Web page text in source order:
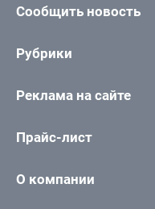
Сообщить новость
Рубрики
Реклама на сайте
Прайс-лист
О компании